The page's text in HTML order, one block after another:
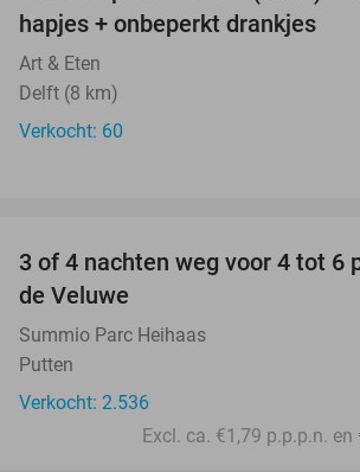
hapjes + onbeperkt drankjes
Art & Eten
Delft (8 km)
Verkocht: 60
3 of 4 nachten weg voor 4 tot 6
de Veluwe
Summio Parc Heihaas
Putten
Verkocht: 2.536
Excl. ca. €1,79 p.p.p.n.